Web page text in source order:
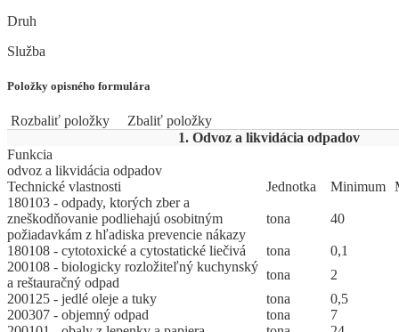
Druh
Služba
Položky opisného formulára
Rozbaliť položky
Zbaliť položky
1. Odvoz a likvidácia odpadov
Funkcia
odvoz a likvidácia odpadov
Technické vlastnosti
Jed­not­ka Mi­ni­mum
180103 - odpady, ktorých zber a
zneškodňovanie podliehajú osobitným
požiadavkám z hľadiska prevencie nákazy
tona 40
180108 - cytotoxické a cytostatické liečivá tona
0,1
200108 - biologicky rozložiteľný kuchynský
a reštauračný odpad
tona
2
200125 - jedlé oleje a tuky
tona
0,5
200307 - objemný odpad
tona
7